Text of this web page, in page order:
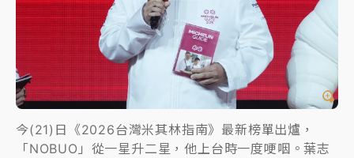
今(21)日《2026台灣米其林指南》最新榜單出爐，
「NOBUO」從一星升二星，他上台時一度哽咽。葉志